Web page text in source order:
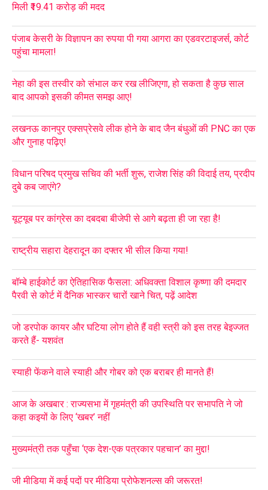
मिली ₹19.41 करोड़ की मदद
पंजाब केसरी के विज्ञापन का रुपया पी गया आगरा का एडवरटाइजर्स, कोर्ट
पहुंचा मामला!
नेहा की इस तस्वीर को संभाल कर रख लीजिएगा, हो सकता है कुछ साल
बाद आपको इसकी कीमत समझ आए!
लखनऊ कानपुर एक्सप्रेसवे लीक होने के बाद जैन बंधुओं की PNC का एक
और गुनाह पढ़िए!
विधान परिषद प्रमुख सचिव की भर्ती शुरू, राजेश सिंह की विदाई तय, प्रदीप
दुबे कब जाएंगे?
यूट्यूब पर कांग्रेस का दबदबा बीजेपी से आगे बढ़ता ही जा रहा है!
राष्ट्रीय सहारा देहरादून का दफ्तर भी सील किया गया!
बॉम्बे हाईकोर्ट का ऐतिहासिक फैसला: अधिवक्ता विशाल कृष्णा की दमदार
पैरवी से कोर्ट में दैनिक भास्कर चारों खाने चित, पढ़ें आदेश
जो डरपोक कायर और घटिया लोग होते हैं वही स्त्री को इस तरह बेइज्जत
करते हैं- यशवंत
स्याही फेंकने वाले स्याही और गोबर को एक बराबर ही मानते हैं!
आज के अखबार : राज्यसभा में गृहमंत्री की उपस्थिति पर सभापति ने जो
कहा कइयों के लिए ‘खबर’ नहीं
मुख्यमंत्री तक पहुँचा ‘एक देश-एक पत्रकार पहचान’ का मुद्दा!
जी मीडिया में कई पदों पर मीडिया प्रोफेशनल्स की जरूरत!